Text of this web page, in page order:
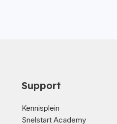
Support
Kennisplein
Snelstart Academy